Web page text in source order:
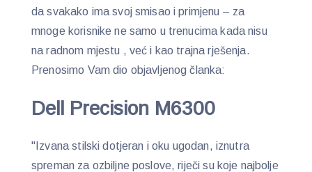
da svakako ima svoj smisao i primjenu – za
mnoge korisnike ne samo u trenucima kada nisu
na radnom mjestu , već i kao trajna rješenja.
Prenosimo Vam dio objavljenog članka:
Dell Precision M6300
"Izvana stilski dotjeran i oku ugodan, iznutra
spreman za ozbiljne poslove, riječi su koje najbolje